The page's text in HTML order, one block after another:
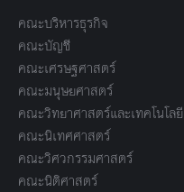
คณะบริหารธุรกิจ
คณะบัญชี
คณะเศรษฐศาสตร์
คณะมนุษยศาสตร์
คณะวิทยาศาสตร์และเทคโนโลยี
คณะนิเทศศาสตร์
คณะวิศวกรรมศาสตร์
คณะนิติศาสตร์